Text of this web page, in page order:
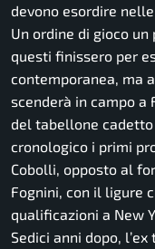
devono esordire nelle
Un ordine di gioco
questi finissero per
contemporanea, ma
scenderà in campo a
del tabellone cadetto
cronologico i primi
Cobolli, opposto al
Fognini, con il ligure
qualificazioni a New
Sedici anni dopo,